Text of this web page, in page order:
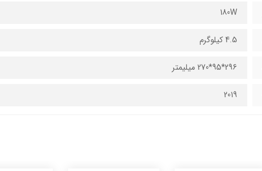
180W
4.5 کیلوگرم
296*95*270 میلیمتر
2019